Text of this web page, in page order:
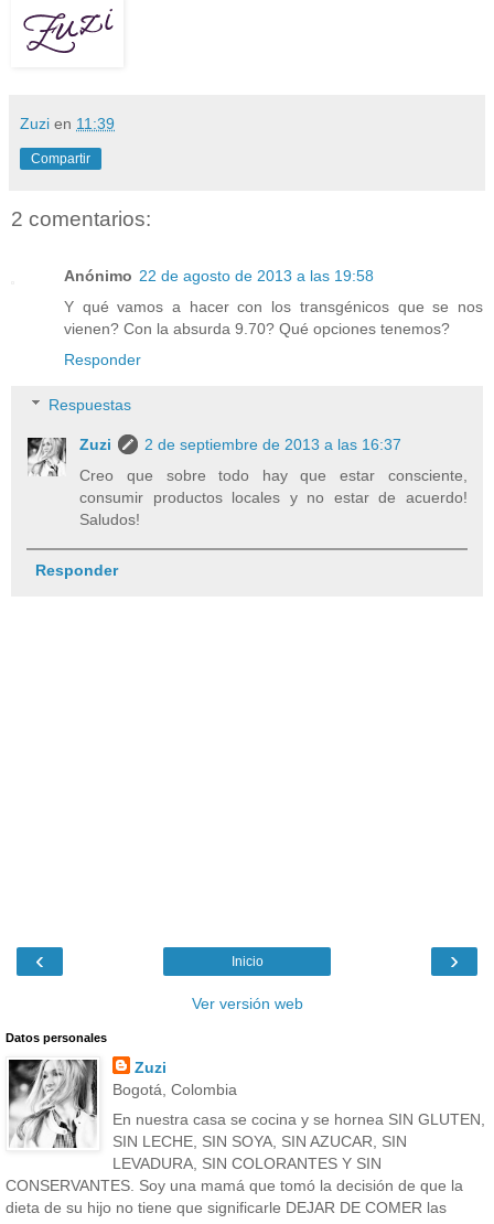
Zuzi en 11:39
Compartir
2 comentarios:
Anónimo 22 de agosto de 2013 a las 19:58
Y qué vamos a hacer con los transgénicos que se nos
vienen? Con la absurda 9.70? Qué opciones tenemos?
Responder
Respuestas
Zuzi
2 de septiembre de 2013 a las 16:37
Creo que sobre todo hay que estar consciente,
consumir productos locales y no estar de acuerdo!
Saludos!
Responder
‹ ›
Inicio
Ver versión web
Datos personales
Zuzi
Bogotá, Colombia
En nuestra casa se cocina y se hornea SIN GLUTEN,
SIN LECHE, SIN SOYA, SIN AZUCAR, SIN
LEVADURA, SIN COLORANTES Y SIN
CONSERVANTES. Soy una mamá que tomó la decisión de que la
dieta de su hijo no tiene que significarle DEJAR DE COMER las